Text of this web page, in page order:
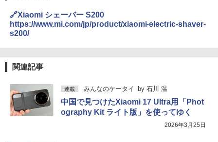
🔗Xiaomi シェーバー S200
https://www.mi.com/jp/product/xiaomi-electric-shaver-
s200/
関連記事
連載 みんなのケータイ by 石川 温
中国で見つけたXiaomi 17 Ultra用「Phot
ography Kit ライト版」を使ってゆく
2026年3月25日